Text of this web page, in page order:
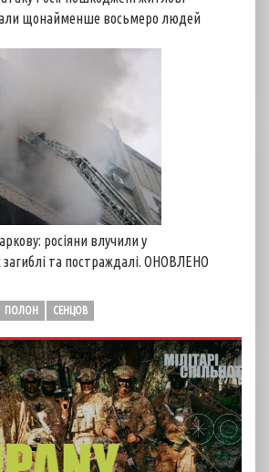
щонайменше восьмеро людей
росіяни влучили у
загиблі та постраждалі. ОНОВЛЕНО
ПОЛОН СЕНЦОВ